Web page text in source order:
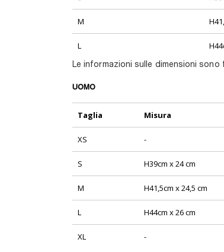
M
L
Le informazioni sulle dimensioni
UOMO
Taglia Misura
XS -
S H39cm x 24 cm
M H41,5cm x 24,5 cm
L H44cm x 26 cm
XL -